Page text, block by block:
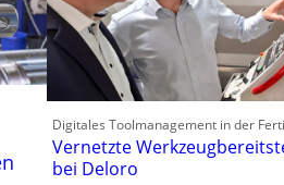
Digitales Toolmanagement in der
Vernetzte
bei Deloro